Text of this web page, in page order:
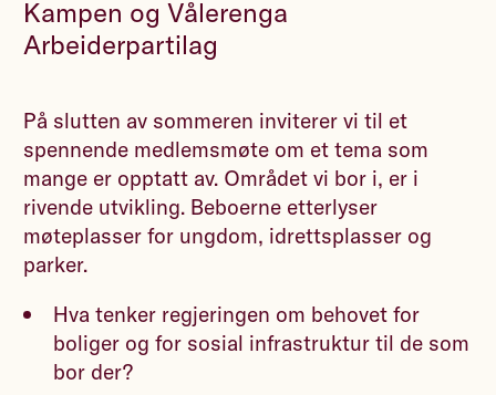
Kampen og Vålerenga
Arbeiderpartilag
På slutten av sommeren inviterer vi til et
spennende medlemsmøte om et tema som
mange er opptatt av. Området vi bor i, er i
rivende utvikling. Beboerne etterlyser
møteplasser for ungdom, idrettsplasser og
parker.
Hva tenker regjeringen om behovet for
boliger og for sosial infrastruktur til de som
bor der?